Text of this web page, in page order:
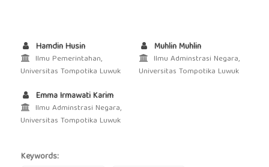
Hamdin Husin
Ilmu Pemerintahan,
Universitas Tompotika Luwuk
Muhlin Muhlin
Ilmu Adminstrasi Negara,
Universitas Tompotika Luwuk
Emma Irmawati Karim
Ilmu Adminstrasi Negara,
Universitas Tompotika Luwuk
Keywords: